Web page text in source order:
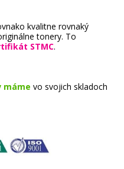
kvalitne rovnaký
tonery. To
STMC.
máme vo svojich skladoch